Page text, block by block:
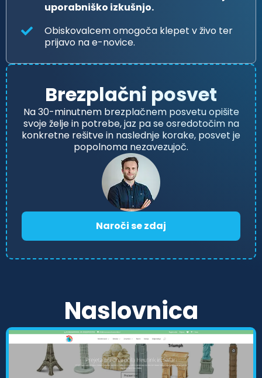
uporabniško izkušnjo.
Obiskovalcem omogoča klepet v živo ter
prijavo na e-novice.
Brezplačni posvet
Na 30-minutnem brezplačnem posvetu opišite
svoje želje in potrebe, jaz pa se osredotočim na
konkretne rešitve in naslednje korake, posvet je
popolnoma nezavezujoč.
Naroči se zdaj
Naslovnica